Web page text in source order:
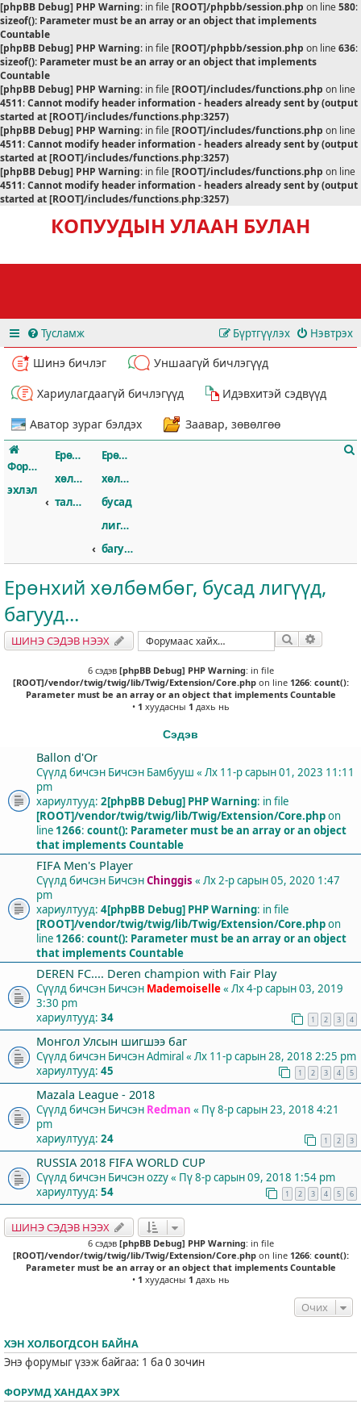
[phpBB Debug] PHP Warning: in file[ROOT]/phpbb/session.php on line580:
sizeof(): Parameter must be an array or an object that implements
Countable
[phpBB Debug] PHP Warning: in file[ROOT]/phpbb/session.php on line636:
sizeof(): Parameter must be an array or an object that implements
Countable
[phpBB Debug] PHP Warning: in file[ROOT]/includes/functions.php on line
4511:Cannot modify header information - headers already sent by (output
started at [ROOT]/includes/functions.php:3257)
[phpBB Debug] PHP Warning: in file[ROOT]/includes/functions.php on line
4511:Cannot modify header information - headers already sent by (output
started at [ROOT]/includes/functions.php:3257)
[phpBB Debug] PHP Warning: in file[ROOT]/includes/functions.php on line
4511:Cannot modify header information - headers already sent by (output
started at [ROOT]/includes/functions.php:3257)
КОПУУДЫН УЛААН БУЛАН
Тусламж Нэвтрэх
Бүртгүүлэх
Шинэ бичлэг
Уншаагүй бичлэгүүд
Хариулагдаагүй бичлэгүүд
Идэвхитэй сэдвүүд
Аватор зураг бэлдэх
Заавар, зөвөлгөө
Форумын
эхлэл
Ерөнхий
хөлбөмбөгийн
талаар
Ерөнхий
хөлбөмбөг,
бусад
лигүүд,
багууд...
Ерөнхий хөлбөмбөг, бусад лигүүд,
багууд...
ШИНЭ СЭДЭВ НЭЭХ Хайлт
6 сэдэв [phpBB Debug] PHP Warning: in file
[ROOT]/vendor/twig/twig/lib/Twig/Extension/Core.phpon line 1266: count():
Parameter must be an array or an object that implements Countable
• 1 хуудасны 1 дахь нь
Сэдэв
Ballon d'Or
Сүүлд бичсэн Бичсэн Бамбууш « Лх 11-р сарын 01, 2023 11:11
pm
хариултууд: 2[phpBB Debug] PHP Warning: in file
[ROOT]/vendor/twig/twig/lib/Twig/Extension/Core.phpon
line 1266: count(): Parameter must be an array or an object
that implements Countable
FIFA Men's Player
Сүүлд бичсэн БичсэнChinggis « Лх 2-р сарын 05, 2020 1:47
pm
хариултууд: 4[phpBB Debug] PHP Warning: in file
[ROOT]/vendor/twig/twig/lib/Twig/Extension/Core.phpon
line 1266: count(): Parameter must be an array or an object
that implements Countable
DEREN FC.... Deren champion with Fair Play
Сүүлд бичсэн Бичсэн Mademoiselle« Лх 4-р сарын 03, 2019
3:30 pm
хариултууд: 34 1 2 3 4
Монгол Улсын шигшээ баг
Сүүлд бичсэн БичсэнAdmiral« Лх 11-р сарын 28, 2018 2:25 pm
хариултууд: 45 1 2 3 4 5
Mazala League - 2018
Сүүлд бичсэн Бичсэн Redman « Пү 8-р сарын 23, 2018 4:21
pm
хариултууд: 24 1 2 3
RUSSIA 2018 FIFA WORLD CUP
Сүүлд бичсэн Бичсэнozzy« Пү 8-р сарын 09, 2018 1:54 pm
хариултууд: 54 1 2 3 4 5 6
ШИНЭ СЭДЭВ НЭЭХ
6 сэдэв [phpBB Debug] PHP Warning: in file
[ROOT]/vendor/twig/twig/lib/Twig/Extension/Core.phpon line 1266: count():
Parameter must be an array or an object that implements Countable
• 1 хуудасны 1 дахь нь
Очих
ХЭН ХОЛБОГДСОН БАЙНА
Энэ форумыг үзэж байгаа: 1 ба 0 зочин
ФОРУМД ХАНДАХ ЭРХ